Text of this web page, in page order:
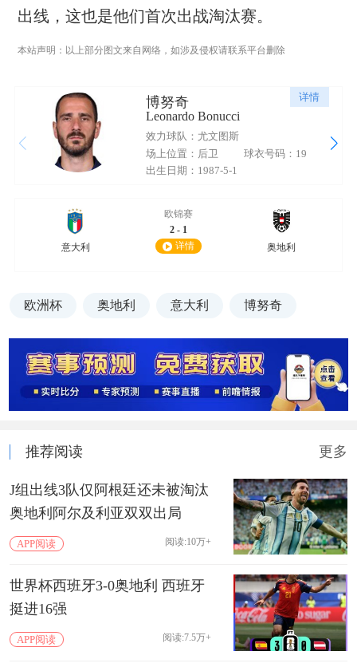
出线，这也是他们首次出战淘汰赛。
本站声明：以上部分图文来自网络，如涉及侵权请联系平台删除
详情
博努奇
Leonardo Bonucci
效力球队：尤文图斯
场上位置：后卫
球衣号码：19
出生日期：1987-5-1
意大利
欧锦赛
2 - 1
详情
奥地利
欧洲杯 奥地利 意大利 博努奇
推荐阅读 更多
J组出线3队仅阿根廷还未被淘汰
奥地利阿尔及利亚双双出局
APP阅读 阅读:10万+
世界杯西班牙3-0奥地利 西班牙
挺进16强
APP阅读 阅读:7.5万+